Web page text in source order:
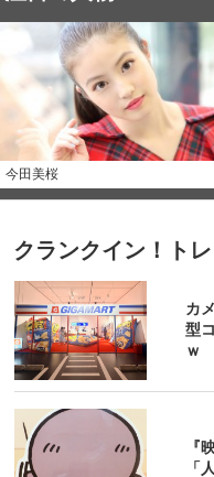
今田美桜
クランクイン！ト
カ
型
ｗ
『
「